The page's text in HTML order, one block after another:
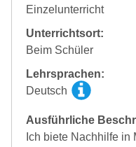
Einzelunterricht
Unterrichtsort:
Beim Schüler
Lehrsprachen:
Deutsch
Ausführliche
Ich biete Nachhilfe in